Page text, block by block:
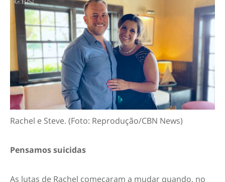
Rachel e Steve. (Foto: Reprodução/CBN News)
Pensamos suicidas
As lutas de Rachel começaram a mudar quando, no